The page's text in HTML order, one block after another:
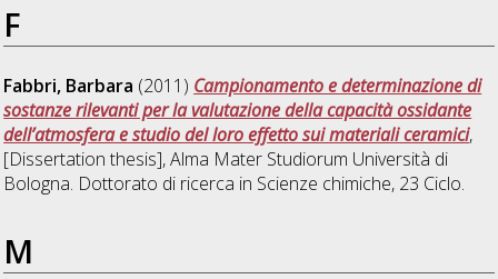
F
Fabbri, Barbara (2011) Campionamento e determinazione di
sostanze rilevanti per la valutazione della capacità ossidante
dell’atmosfera e studio del loro effetto sui materiali ceramici,
[Dissertation thesis], Alma Mater Studiorum Università di
Bologna. Dottorato di ricerca in Scienze chimiche, 23 Ciclo.
M